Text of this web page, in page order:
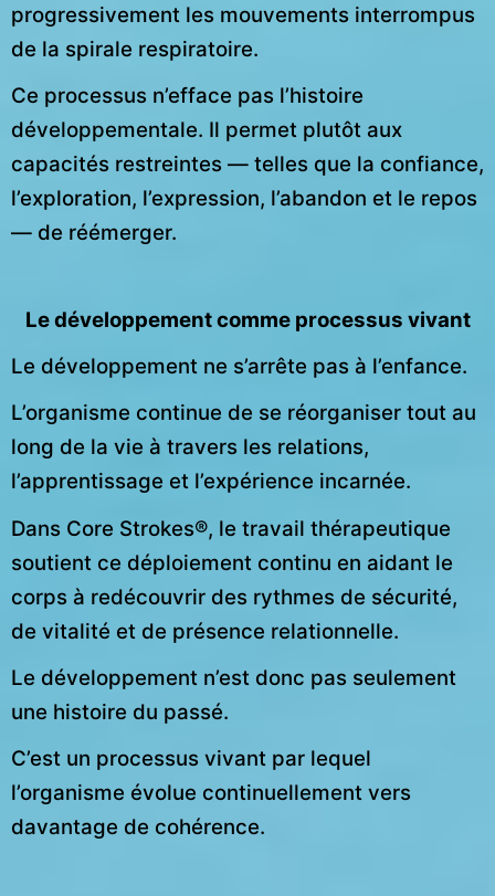
progressivement les mouvements interrompus
de la spirale respiratoire.
Ce processus n’efface pas l’histoire
développementale. Il permet plutôt aux
capacités restreintes — telles que la confiance,
l’exploration, l’expression, l’abandon et le repos
— de réémerger.
Le développement comme processus vivant
Le développement ne s’arrête pas à l’enfance.
L’organisme continue de se réorganiser tout au
long de la vie à travers les relations,
l’apprentissage et l’expérience incarnée.
Dans Core Strokes®, le travail thérapeutique
soutient ce déploiement continu en aidant le
corps à redécouvrir des rythmes de sécurité,
de vitalité et de présence relationnelle.
Le développement n’est donc pas seulement
une histoire du passé.
C’est un processus vivant par lequel
l’organisme évolue continuellement vers
davantage de cohérence.